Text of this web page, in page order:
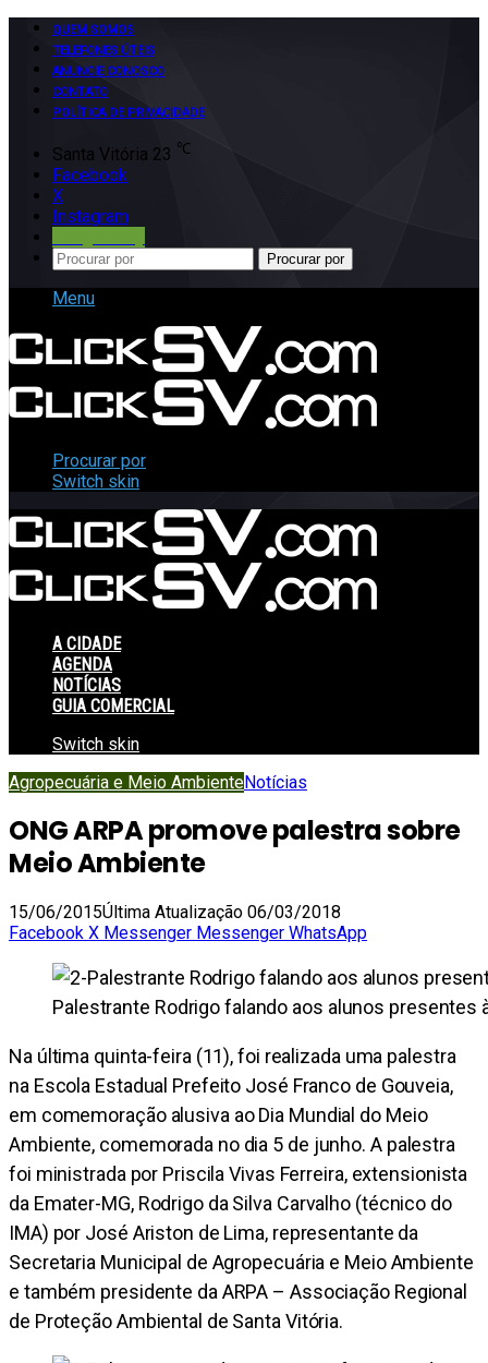
QUEM SOMOS
TELEFONES ÚTEIS
ANUNCIE CONOSCO
CONTATO
POLÍTICA DE PRIVACIDADE
Santa Vitória 23 ℃
Facebook
X
Instagram
Procurar por
Menu
Procurar por
Switch skin
A CIDADE
AGENDA
NOTÍCIAS
GUIA COMERCIAL
Switch skin
Agropecuária e Meio AmbienteNotícias
ONG ARPA promove palestra sobre
Meio Ambiente
15/06/2015Última Atualização 06/03/2018
Facebook X Messenger Messenger WhatsApp
Palestrante Rodrigo falando aos alunos presentes
Na última quinta-feira (11), foi realizada uma palestra
na Escola Estadual Prefeito José Franco de Gouveia,
em comemoração alusiva ao Dia Mundial do Meio
Ambiente, comemorada no dia 5 de junho. A palestra
foi ministrada por Priscila Vivas Ferreira, extensionista
da Emater-MG, Rodrigo da Silva Carvalho (técnico do
IMA) por José Ariston de Lima, representante da
Secretaria Municipal de Agropecuária e Meio Ambiente
e também presidente da ARPA – Associação Regional
de Proteção Ambiental de Santa Vitória.